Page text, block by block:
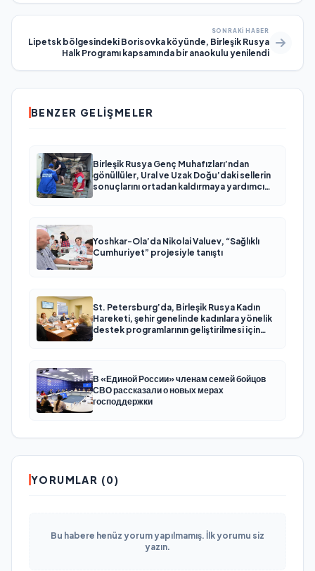
SONRAKI HABER
Lipetsk bölgesindeki Borisovka köyünde, Birleşik Rusya
Halk Programı kapsamında bir anaokulu yenilendi
BENZER GELIŞMELER
Birleşik Rusya Genç Muhafızları’ndan
gönüllüler, Ural ve Uzak Doğu’daki sellerin
sonuçlarını ortadan kaldırmaya yardımcı
Yoshkar-Ola’da Nikolai Valuev, “Sağlıklı
Cumhuriyet” projesiyle tanıştı
St. Petersburg’da, Birleşik Rusya Kadın
Hareketi, şehir genelinde kadınlara yönelik
destek programlarının geliştirilmesi için
В «Единой России» членам семей бойцов
СВО рассказали о новых мерах
господдержки
YORUMLAR (0)
Bu habere henüz yorum yapılmamış. İlk yorumu siz
yazın.